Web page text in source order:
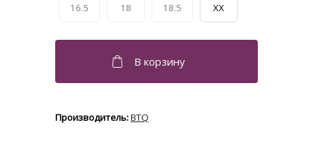
16.5 18 18.5 XX
BTQ